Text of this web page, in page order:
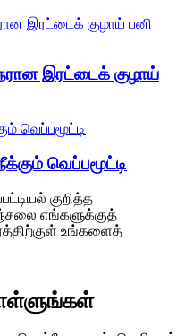
இரட்டைக் குழாய்
வெப்பமூட்டி
குறித்த
எங்களுக்குத்
உங்களைத்